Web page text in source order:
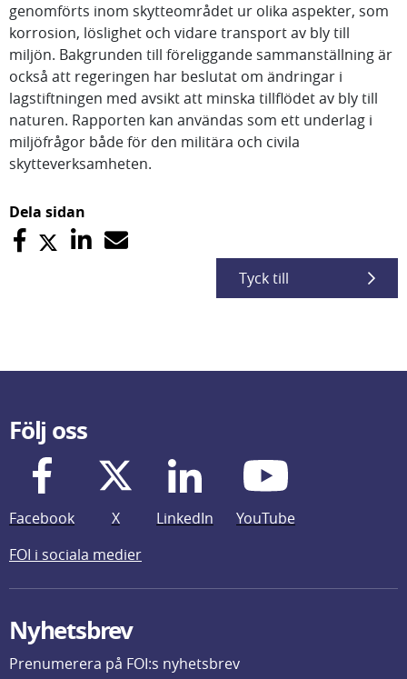
genomförts inom skytteområdet ur olika aspekter, som
korrosion, löslighet och vidare transport av bly till
miljön. Bakgrunden till föreliggande sammanställning är
också att regeringen har beslutat om ändringar i
lagstiftningen med avsikt att minska tillflödet av bly till
naturen. Rapporten kan användas som ett underlag i
miljöfrågor både för den militära och civila
skytteverksamheten.
Dela sidan
Tyck till
Följ oss
Facebook X LinkedIn
YouTube
FOI i sociala medier
Nyhetsbrev
Prenumerera på FOI:s nyhetsbrev